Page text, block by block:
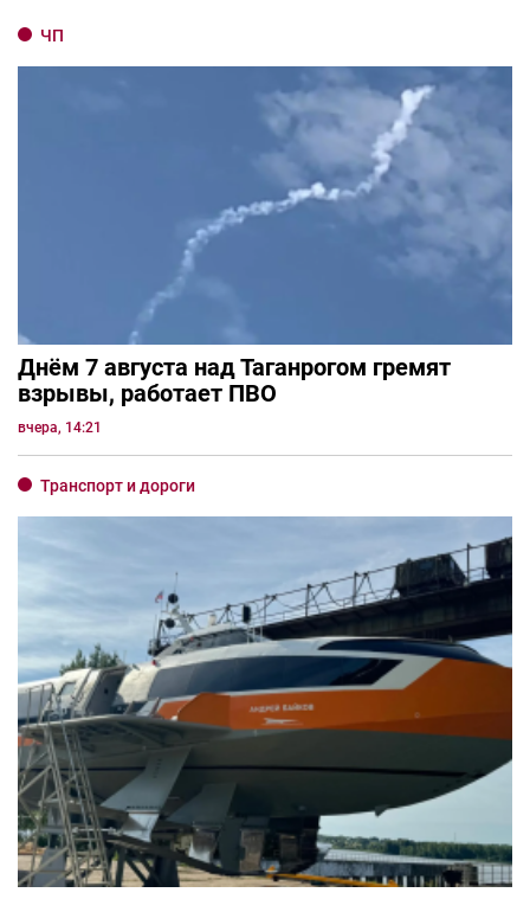
ЧП
Днём 7 августа над Таганрогом гремят
взрывы, работает ПВО
вчера, 14:21
Транспорт и дороги